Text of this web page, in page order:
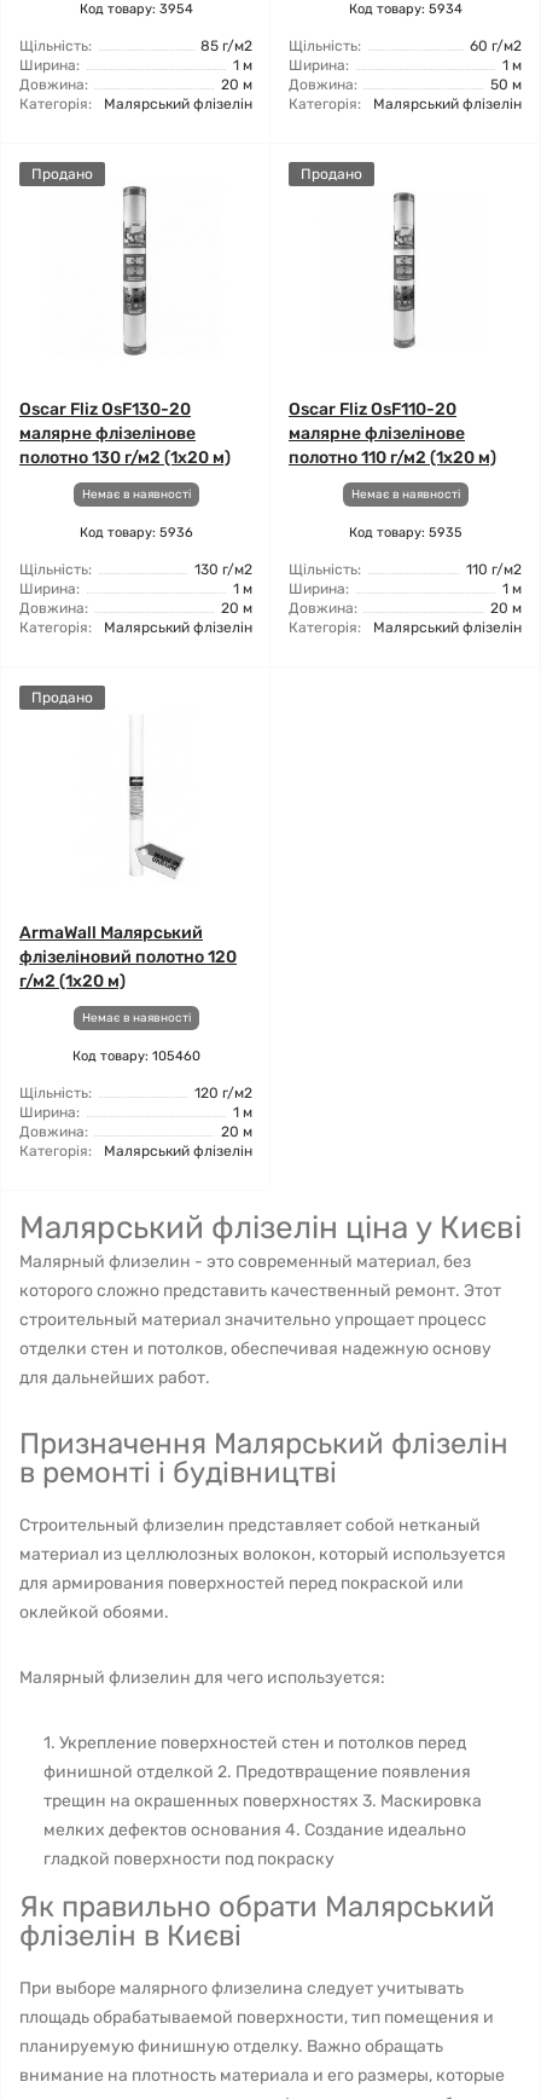
Код товару: 3954
Щільність:
85 г/м2
Ширина:
1 м
Довжина:
20 м
Категорія:
Малярський флізелін
Код товару: 5934
Щільність:
60 г/м2
Ширина:
1 м
Довжина:
50 м
Категорія:
Малярський флізелін
Продано
Oscar Fliz OsF130-20
малярне флізелінове
полотно 130 г/м2 (1x20 м)
Немає в наявності
Код товару: 5936
Щільність:
130 г/м2
Ширина:
1 м
Довжина:
20 м
Категорія:
Малярський флізелін
Продано
Oscar Fliz OsF110-20
малярне флізелінове
полотно 110 г/м2 (1x20 м)
Немає в наявності
Код товару: 5935
Щільність:
110 г/м2
Ширина:
1 м
Довжина:
20 м
Категорія:
Малярський флізелін
Продано
ArmaWall Малярський
флізеліновий полотно 120
г/м2 (1x20 м)
Немає в наявності
Код товару: 105460
Щільність:
120 г/м2
Ширина:
1 м
Довжина:
20 м
Категорія:
Малярський флізелін
Малярський флізелін ціна у Києві
Малярный флизелин - это современный материал, без
которого сложно представить качественный ремонт. Этот
строительный материал значительно упрощает процесс
отделки стен и потолков, обеспечивая надежную основу
для дальнейших работ.
Призначення Малярський флізелін
в ремонті і будівництві
Строительный флизелин представляет собой нетканый
материал из целлюлозных волокон, который используется
для армирования поверхностей перед покраской или
оклейкой обоями.
Малярный флизелин для чего используется:
1. Укрепление поверхностей стен и потолков перед
финишной отделкой 2. Предотвращение появления
трещин на окрашенных поверхностях 3. Маскировка
мелких дефектов основания 4. Создание идеально
гладкой поверхности под покраску
Як правильно обрати Малярський
флізелін в Києві
При выборе малярного флизелина следует учитывать
площадь обрабатываемой поверхности, тип помещения и
планируемую финишную отделку. Важно обращать
внимание на плотность материала и его размеры, которые